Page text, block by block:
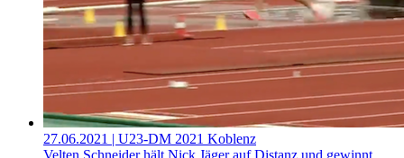
27.06.2021 | U23-DM 2021 Koblenz
Velten Schneider hält Nick Jäger auf Distanz und gewinnt